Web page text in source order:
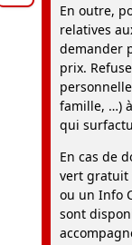
En outre,
relatives
demander
prix.
famille, …)
qui
En cas de
vert gratuit
ou un Info
sont